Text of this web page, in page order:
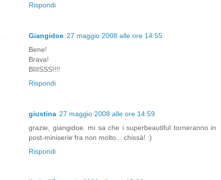
Rispondi
Giangidoe 27 maggio 2008 alle ore 14:55
Bene!
Brava!
BIIISSS!!!!
Rispondi
giustina 27 maggio 2008 alle ore 14:59
grazie, giangidoe. mi sa che i superbeautiful torneranno in
post-miniserie fra non molto... chissà! :)
Rispondi